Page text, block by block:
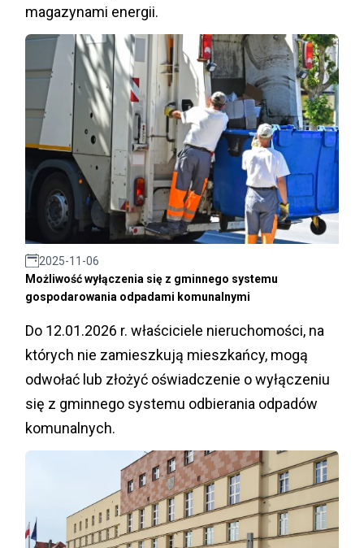
magazynami energii.
2025-11-06
Możliwość wyłączenia się z gminnego systemu
gospodarowania odpadami komunalnymi
Do 12.01.2026 r. właściciele nieruchomości, na
których nie zamieszkują mieszkańcy, mogą
odwołać lub złożyć oświadczenie o wyłączeniu
się z gminnego systemu odbierania odpadów
komunalnych.